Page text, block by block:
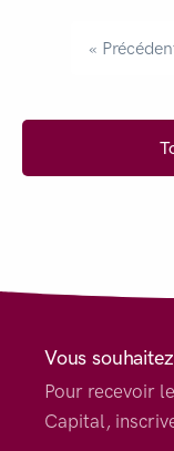
«
Vous
Pour recevoir
Capital,